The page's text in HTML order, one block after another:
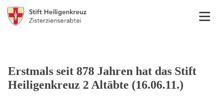
Erstmals seit 878 Jahren hat das Stift
Heiligenkreuz 2 Altäbte (16.06.11.)